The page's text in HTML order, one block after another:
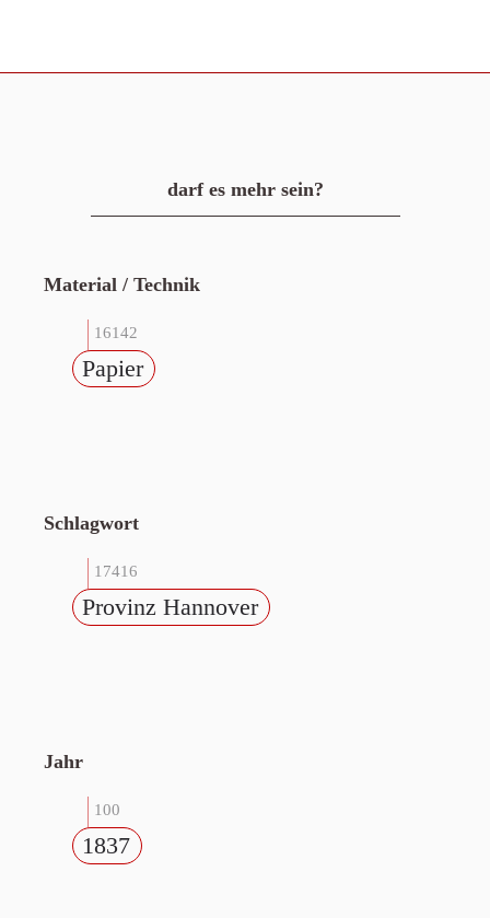
darf es mehr sein?
Material / Technik
16142
Papier
Schlagwort
17416
Provinz Hannover
Jahr
100
1837